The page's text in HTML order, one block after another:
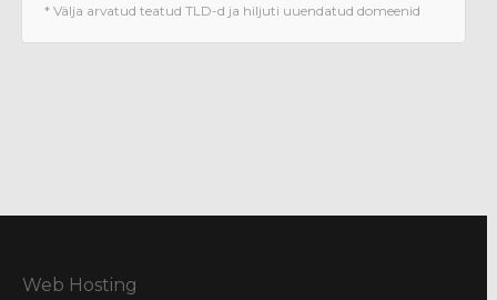
* Välja arvatud teatud TLD-d ja hiljuti uuendatud domeenid
Web Hosting